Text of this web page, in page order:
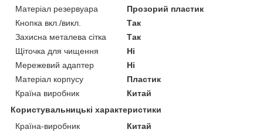
Матеріал резервуара
Прозорий пластик
Кнопка вкл./викл.
Так
Захисна металева сітка
Так
Щіточка для чищення
Ні
Мережевий адаптер
Ні
Матеріал корпусу
Пластик
Країна виробник
Китай
Користувальницькі характеристики
Країна-виробник
Китай